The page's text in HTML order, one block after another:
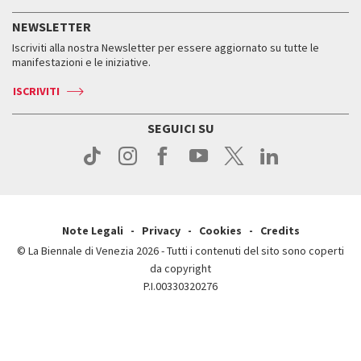
Come raggiungerci
Come raggiungerci
Contatti
Press
Orari e sedi
Biglietti
Servizi al pubblico
Come raggiungerci
Contatti
Storia
Orari e sedi
NEWSLETTER
Iscriviti alla nostra Newsletter per essere aggiornato su tutte le
manifestazioni e le iniziative.
ISCRIVITI
SEGUICI SU
Note Legali Privacy Cookies
Credits
© La Biennale di Venezia 2026 - Tutti i contenuti del sito sono coperti
da copyright
P.I.00330320276